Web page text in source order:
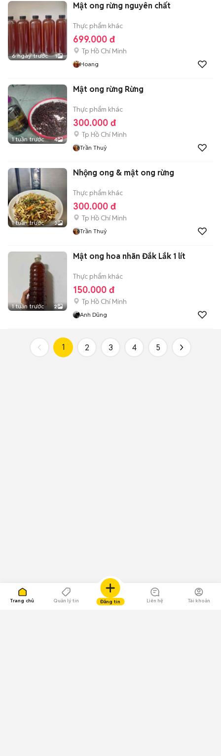
Trang chủ Quản lý tin Đăng tin Liên hệ Tài khoản
6 ngày trước 1
Mật ong rừng nguyên chất
Thực phẩm khác
699.000 đ
Tp Hồ Chí Minh
Hoang
1 tuần trước 4
Mật ong rừng Rừng
Thực phẩm khác
300.000 đ
Tp Hồ Chí Minh
Trần Thuỷ
1 tuần trước 3
Nhộng ong & mật ong rừng
Thực phẩm khác
300.000 đ
Tp Hồ Chí Minh
Trần Thuỷ
1 tuần trước 2
Mật ong hoa nhãn Đắk Lắk 1 lít
Thực phẩm khác
150.000 đ
Tp Hồ Chí Minh
Anh Dũng
1 2 3 4 5